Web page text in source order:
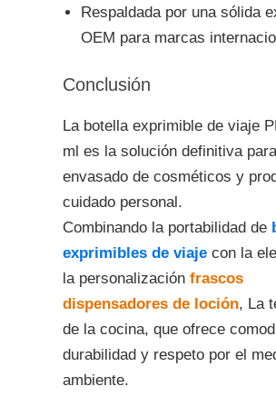
Respaldada por una sólida
OEM para marcas
Conclusión
La botella exprimible de viaje
ml es la solución definitiva
envasado de cosméticos y
cuidado personal.
Combinando la portabilidad de
exprimibles de viaje con la
la personalización frascos
dispensadores de loción, La
de la cocina, que ofrece
durabilidad y respeto por el
ambiente.